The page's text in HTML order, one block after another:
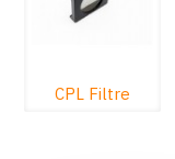
CPL Filtre